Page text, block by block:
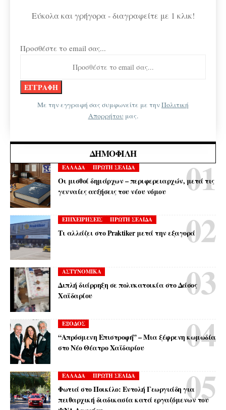
Εύκολα και γρήγορα - διαγραφείτε με 1 κλικ!
Προσθέστε το email σας...
Με την εγγραφή σας συμφωνείτε με τηνΠολιτική
Απορρήτου μας.
ΔΗΜΟΦΙΛΉ
ΕΛΛΑΔΑ ΠΡΩΤΗ ΣΕΛΙΔΑ
Οι μισθοί δημάρχων – περιφερειαρχών, μετά τις
γενναίες αυξήσεις του νέου νόμου
ΕΠΙΧΕΙΡΗΣΕΙΣ ΠΡΩΤΗ ΣΕΛΙΔΑ
Τι αλλάζει στο Praktiker μετά την εξαγορά
ΑΣΤΥΝΟΜΙΚΑ
Διπλή διάρρηξη σε πολυκατοικία στο Δάσος
Χαϊδαρίου
ΕΞΟΔΟΣ
“Απρόσμενη Επιστροφή” – Μια ξέφρενη κωμωδία
στο Νέο Θέατρο Χαϊδαρίου
ΕΛΛΑΔΑ ΠΡΩΤΗ ΣΕΛΙΔΑ
Φωτιά στο Ποικίλο: Εντολή Γεωργιάδη για
πειθαρχική διαδικασία κατά εργαζόμενων του